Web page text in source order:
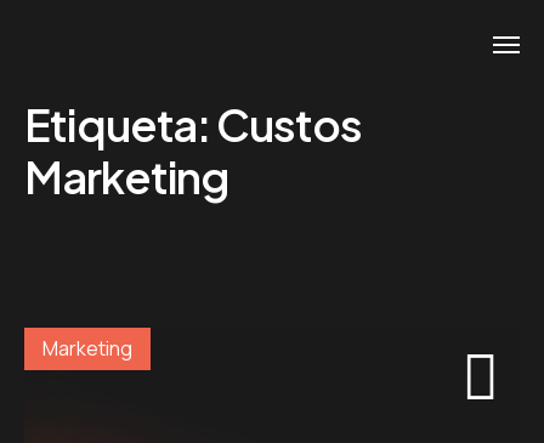
Etiqueta: Custos
Marketing
Marketing